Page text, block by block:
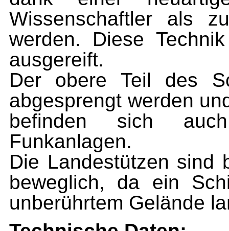
Wissenschaftler als
werden. Diese
ausgereift.
Der obere Teil des
abgesprengt werden
befinden sich
Funkanlagen.
Die Landestützen sind
beweglich, da ein
unberührtem Gelände